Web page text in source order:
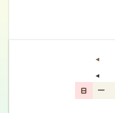
◄
◄
日 一